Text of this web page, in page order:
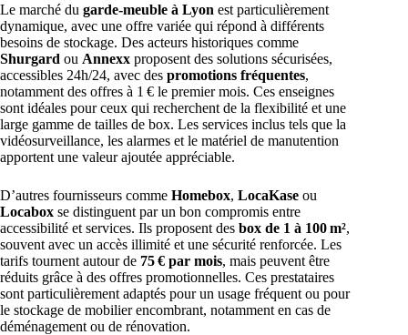
Le marché du garde-meuble à Lyon est particulièrement
dynamique, avec une offre variée qui répond à différents
besoins de stockage. Des acteurs historiques comme
Shurgard ou Annexx proposent des solutions sécurisées,
accessibles 24h/24, avec des promotions fréquentes,
notamment des offres à 1 € le premier mois. Ces enseignes
sont idéales pour ceux qui recherchent de la flexibilité et une
large gamme de tailles de box. Les services inclus tels que la
vidéosurveillance, les alarmes et le matériel de manutention
apportent une valeur ajoutée appréciable.
D’autres fournisseurs comme Homebox, LocaKase ou
Locabox se distinguent par un bon compromis entre
accessibilité et services. Ils proposent des box de 1 à 100 m²,
souvent avec un accès illimité et une sécurité renforcée. Les
tarifs tournent autour de 75 € par mois, mais peuvent être
réduits grâce à des offres promotionnelles. Ces prestataires
sont particulièrement adaptés pour un usage fréquent ou pour
le stockage de mobilier encombrant, notamment en cas de
déménagement ou de rénovation.